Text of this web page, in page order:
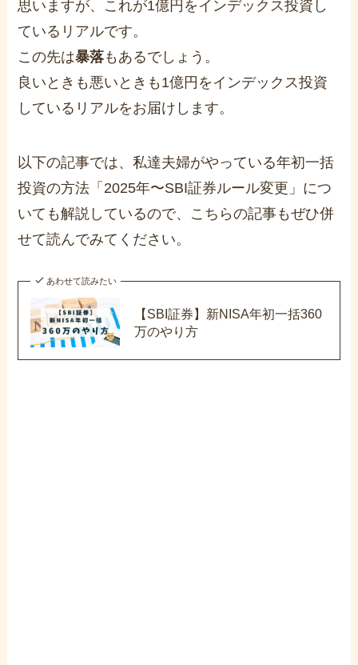
思いますが、これが1億円をインデックス投資し
ているリアルです。
この先は暴落もあるでしょう。
良いときも悪いときも1億円をインデックス投資
しているリアルをお届けします。
以下の記事では、私達夫婦がやっている年初一括
投資の方法「2025年〜SBI証券ルール変更」につ
いても解説しているので、こちらの記事もぜひ併
せて読んでみてください。
あわせて読みたい
【SBI証券】新NISA年初一括360
万のやり方